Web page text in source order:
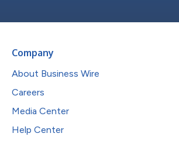
Company
About Business Wire
Careers
Media Center
Help Center